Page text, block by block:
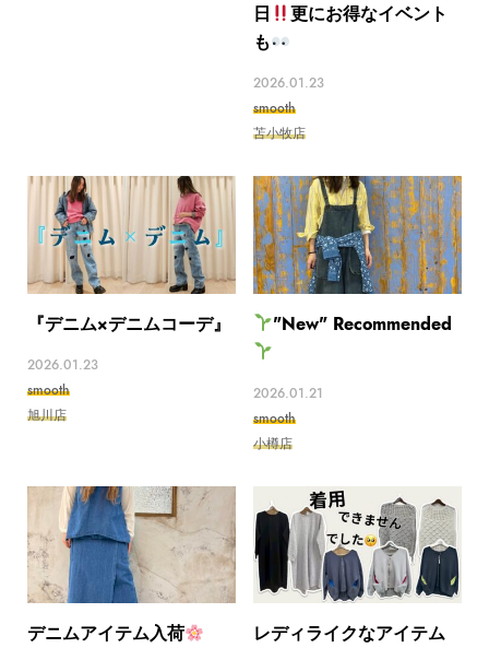
日
更にお得なイベント
も
2026.01.23
smooth
苫小牧店
『デニム×デニムコーデ』
2026.01.23
smooth
旭川店
"New" Recommended
2026.01.21
smooth
小樽店
デニムアイテム入荷
レディライクなアイテム